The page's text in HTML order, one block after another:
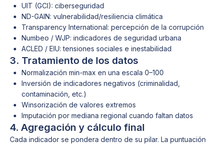
UIT (GCI): ciberseguridad
ND-GAIN: vulnerabilidad/resiliencia climática
Transparency International: percepción de la corrupción
Numbeo / WJP: indicadores de seguridad urbana
ACLED / EIU: tensiones sociales e inestabilidad
3. Tratamiento de los datos
Normalización min-max en una escala 0–100
Inversión de indicadores negativos (criminalidad,
contaminación, etc.)
Winsorización de valores extremos
Imputación por mediana regional cuando faltan datos
4. Agregación y cálculo final
Cada indicador se pondera dentro de su pilar. La puntuación